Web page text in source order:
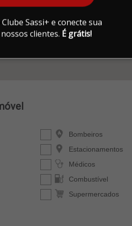
Sassi+ e conecte sua
clientes. É grátis!